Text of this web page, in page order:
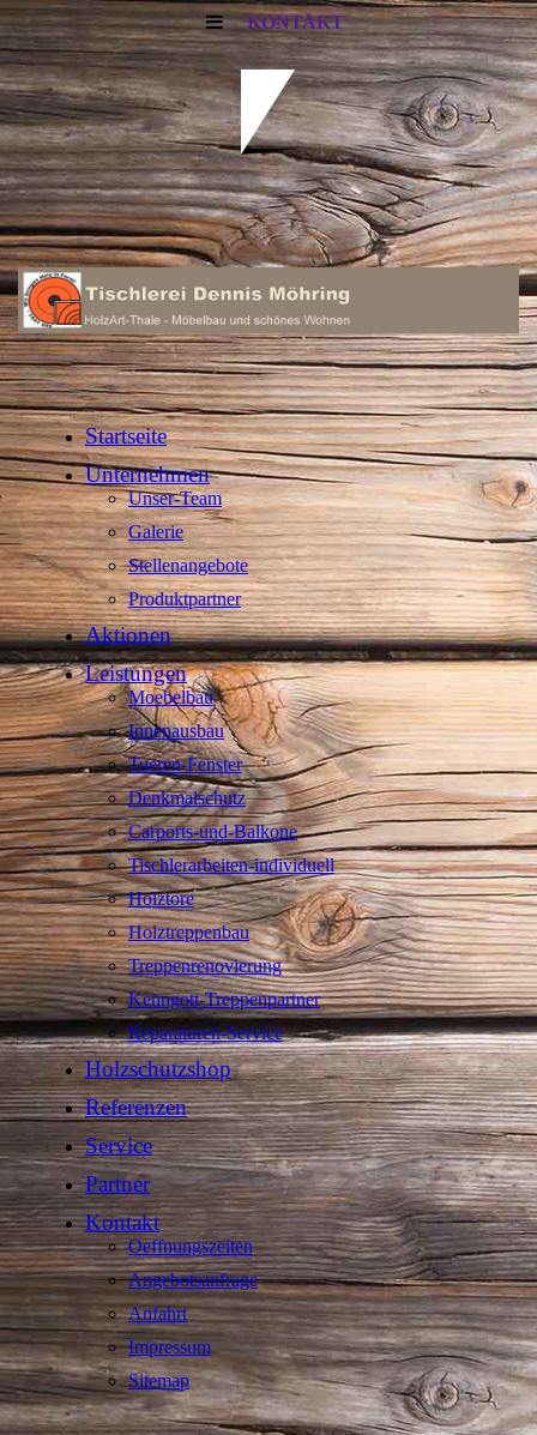
KONTAKT
Startseite
Unternehmen
Unser-Team
Galerie
Stellenangebote
Produktpartner
Aktionen
Leistungen
Moebelbau
Innenausbau
Tueren-Fenster
Denkmalschutz
Carports-und-Balkone
Tischlerarbeiten-individuell
Holztore
Holztreppenbau
Treppenrenovierung
Kenngott-Treppenpartner
Reparaturen-Service
Holzschutzshop
Referenzen
Service
Partner
Kontakt
Oeffnungszeiten
Angebotsanfrage
Anfahrt
Impressum
Sitemap